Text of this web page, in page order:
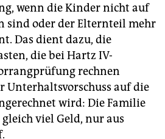
wenn die Kinder nicht auf
sind oder der Elternteil mehr
Das dient dazu, die
die bei Hartz IV-
rechnen
Unterhaltsvorschuss auf die
wird: Die Familie
viel Geld, nur aus